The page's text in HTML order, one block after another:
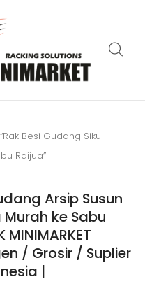
Besi Gudang Siku
Raijua”
Arsip Susun
ke Sabu
/ Grosir / Suplier
|